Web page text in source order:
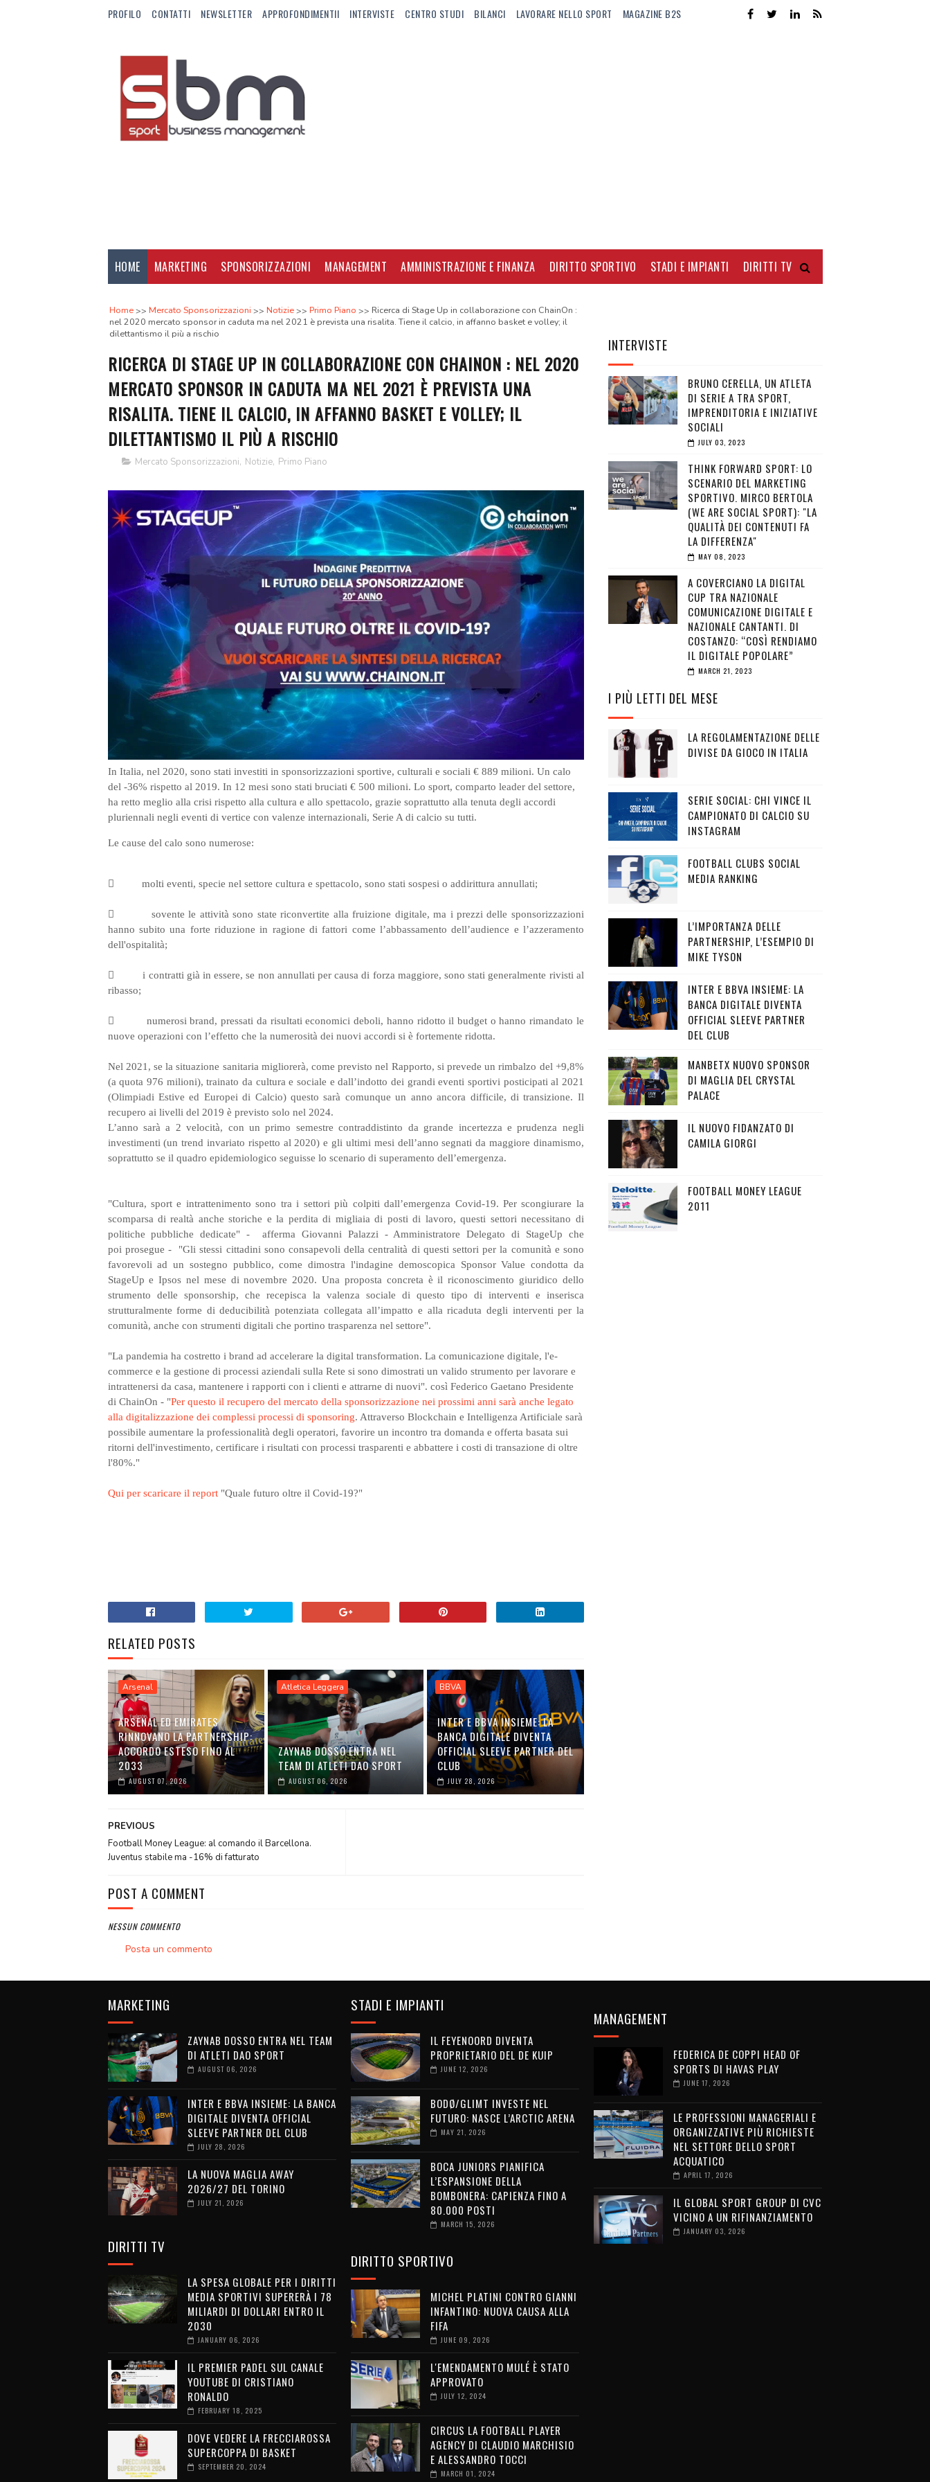
PROFILO CONTATTI NEWSLETTER APPROFONDIMENTII INTERVISTE CENTRO STUDI BILANCI LAVORARE NELLO SPORT MAGAZINE B2S
HOME MARKETING SPONSORIZZAZIONI MANAGEMENT AMMINISTRAZIONE E FINANZA DIRITTO SPORTIVO STADI E IMPIANTI DIRITTI TV
Home Mercato Sponsorizzazioni Notizie Primo Piano
Ricerca di Stage Up in collaborazione con ChainOn :
nel 2020 mercato sponsor in caduta ma nel 2021 è prevista una risalita. Tiene il calcio, in affanno basket e volley; il
dilettantismo il più a rischio
RICERCA DI STAGE UP IN COLLABORAZIONE CON CHAINON : NEL 2020
MERCATO SPONSOR IN CADUTA MA NEL 2021 È PREVISTA UNA
RISALITA. TIENE IL CALCIO, IN AFFANNO BASKET E VOLLEY; IL
DILETTANTISMO IL PIÙ A RISCHIO
Mercato Sponsorizzazioni, Notizie, Primo Piano
In Italia, nel 2020, sono stati investiti in sponsorizzazioni sportive, culturali e sociali € 889 milioni. Un calo
del -36% rispetto al 2019. In 12 mesi sono stati bruciati € 500 milioni. Lo sport, comparto leader del settore,
ha retto meglio alla crisi rispetto alla cultura e allo spettacolo, grazie soprattutto alla tenuta degli accordi
pluriennali negli eventi di vertice con valenze internazionali, Serie A di calcio su tutti.
Le cause del calo sono numerose:
 molti eventi, specie nel settore cultura e spettacolo, sono stati sospesi o addirittura annullati;
 sovente le attività sono state riconvertite alla fruizione digitale, ma i prezzi delle sponsorizzazioni
hanno subito una forte riduzione in ragione di fattori come l’abbassamento dell’audience e l’azzeramento
dell'ospitalità;
 i contratti già in essere, se non annullati per causa di forza maggiore, sono stati generalmente rivisti al
ribasso;
 numerosi brand, pressati da risultati economici deboli, hanno ridotto il budget o hanno rimandato le
nuove operazioni con l’effetto che la numerosità dei nuovi accordi si è fortemente ridotta.
Nel 2021, se la situazione sanitaria migliorerà, come previsto nel Rapporto, si prevede un rimbalzo del +9,8%
(a quota 976 milioni), trainato da cultura e sociale e dall’indotto dei grandi eventi sportivi posticipati al 2021
(Olimpiadi Estive ed Europei di Calcio)questo sarà comunque un anno ancora difficile, di transizione. Il
recupero ai livelli del 2019 è previsto solo nel 2024.
L’anno sarà a 2 velocità, con un primo semestre contraddistinto da grande incertezza e prudenza negli
investimenti (un trend invariato rispetto al 2020) e gli ultimi mesi dell’anno segnati da maggiore dinamismo,
soprattutto se il quadro epidemiologico seguisse lo scenario di superamento dell’emergenza.
"Cultura, sport e intrattenimento sono tra i settori più colpiti dall’emergenza Covid-19. Per scongiurare la
scomparsa di realtà anche storiche e la perdita di migliaia di posti di lavoro, questi settori necessitano di
politiche pubbliche dedicate" -
afferma Giovanni Palazzi - Amministratore Delegato di StageUp che
poi prosegue - "Gli stessi cittadini sono consapevoli della centralità di questi settori per la comunità e sono
favorevoli ad un sostegno pubblico, come dimostra l'indagine demoscopica Sponsor Value condotta da
StageUp e Ipsos nel mese di novembre 2020. Una proposta concreta è il riconoscimento giuridico dello
strumento delle sponsorship, che recepisca la valenza sociale di questo tipo di interventi e inserisca
strutturalmente forme di deducibilità potenziata collegata all’impatto e alla ricaduta degli interventi per la
comunità, anche con strumenti digitali che portino trasparenza nel settore".
"La pandemia ha costretto i brand ad accelerare la digital transformation. La comunicazione digitale, l'e-
commerce e la gestione di processi aziendali sulla Rete si sono dimostrati un valido strumento per lavorare e
intrattenersi da casa, mantenere i rapporti con i clienti e attrarne di nuovi". così Federico Gaetano Presidente
di ChainOn - "Per questo il recupero del mercato della sponsorizzazione nei prossimi anni sarà anche legato
alla digitalizzazione dei complessi processi di sponsoring. Attraverso Blockchain e Intelligenza Artificiale sarà
possibile aumentare la professionalità degli operatori, favorire un incontro tra domanda e offerta basata sui
ritorni dell'investimento, certificare i risultati con processi trasparenti e abbattere i costi di transazione di oltre
l'80%."
Qui per scaricare il report"Quale futuro oltre il Covid-19?"
RELATED POSTS
Arsenal
ARSENAL ED EMIRATES
RINNOVANO LA PARTNERSHIP:
ACCORDO ESTESO FINO AL
2033
AUGUST 07, 2026
Atletica Leggera
ZAYNAB DOSSO ENTRA NEL
TEAM DI ATLETI DAO SPORT
AUGUST 06, 2026
BBVA
INTER E BBVA INSIEME: LA
BANCA DIGITALE DIVENTA
OFFICIAL SLEEVE PARTNER DEL
CLUB
JULY 28, 2026
PREVIOUS
Football Money League: al comando il Barcellona.
Juventus stabile ma -16% di fatturato
POST A COMMENT
NESSUN COMMENTO
Posta un commento
INTERVISTE
BRUNO CERELLA, UN ATLETA
DI SERIE A TRA SPORT,
IMPRENDITORIA E INIZIATIVE
SOCIALI
JULY 03, 2023
THINK FORWARD SPORT: LO
SCENARIO DEL MARKETING
SPORTIVO. MIRCO BERTOLA
(WE ARE SOCIAL SPORT): "LA
QUALITÀ DEI CONTENUTI FA
LA DIFFERENZA"
MAY 08, 2023
A COVERCIANO LA DIGITAL
CUP TRA NAZIONALE
COMUNICAZIONE DIGITALE E
NAZIONALE CANTANTI. DI
COSTANZO: “COSÌ RENDIAMO
IL DIGITALE POPOLARE”
MARCH 21, 2023
I PIÙ LETTI DEL MESE
LA REGOLAMENTAZIONE DELLE
DIVISE DA GIOCO IN ITALIA
SERIE SOCIAL: CHI VINCE IL
CAMPIONATO DI CALCIO SU
INSTAGRAM
FOOTBALL CLUBS SOCIAL
MEDIA RANKING
L’IMPORTANZA DELLE
PARTNERSHIP, L’ESEMPIO DI
MIKE TYSON
INTER E BBVA INSIEME: LA
BANCA DIGITALE DIVENTA
OFFICIAL SLEEVE PARTNER
DEL CLUB
MANBETX NUOVO SPONSOR
DI MAGLIA DEL CRYSTAL
PALACE
IL NUOVO FIDANZATO DI
CAMILA GIORGI
FOOTBALL MONEY LEAGUE
2011
MARKETING
ZAYNAB DOSSO ENTRA NEL TEAM
DI ATLETI DAO SPORT
AUGUST 06, 2026
INTER E BBVA INSIEME: LA BANCA
DIGITALE DIVENTA OFFICIAL
SLEEVE PARTNER DEL CLUB
JULY 28, 2026
LA NUOVA MAGLIA AWAY
2026/27 DEL TORINO
JULY 21, 2026
DIRITTI TV
LA SPESA GLOBALE PER I DIRITTI
MEDIA SPORTIVI SUPERERÀ I 78
MILIARDI DI DOLLARI ENTRO IL
2030
JANUARY 06, 2026
IL PREMIER PADEL SUL CANALE
YOUTUBE DI CRISTIANO
RONALDO
FEBRUARY 18, 2025
DOVE VEDERE LA FRECCIAROSSA
SUPERCOPPA DI BASKET
SEPTEMBER 20, 2024
STADI E IMPIANTI
IL FEYENOORD DIVENTA
PROPRIETARIO DEL DE KUIP
JUNE 12, 2026
BODØ/GLIMT INVESTE NEL
FUTURO: NASCE L’ARCTIC ARENA
MAY 21, 2026
BOCA JUNIORS PIANIFICA
L’ESPANSIONE DELLA
BOMBONERA: CAPIENZA FINO A
80.000 POSTI
MARCH 15, 2026
DIRITTO SPORTIVO
MICHEL PLATINI CONTRO GIANNI
INFANTINO: NUOVA CAUSA ALLA
FIFA
JUNE 09, 2026
L'EMENDAMENTO MULÉ È STATO
APPROVATO
JULY 12, 2024
CIRCUS LA FOOTBALL PLAYER
AGENCY DI CLAUDIO MARCHISIO
E ALESSANDRO TOCCI
MARCH 01, 2024
MANAGEMENT
FEDERICA DE COPPI HEAD OF
SPORTS DI HAVAS PLAY
JUNE 17, 2026
LE PROFESSIONI MANAGERIALI E
ORGANIZZATIVE PIÙ RICHIESTE
NEL SETTORE DELLO SPORT
ACQUATICO
APRIL 17, 2026
IL GLOBAL SPORT GROUP DI CVC
VICINO A UN RIFINANZIAMENTO
JANUARY 03, 2026